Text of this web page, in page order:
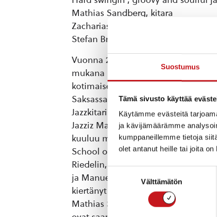
Suostumus
Tämä sivusto käyttää
Käytämme evästeitä
ja kävijämäärämme
kumppaneillemme tietoja
olet antanut heille tai joita
valinta
Välttämätön
Mathias Sandberg, kitara
Zacharias Holmkvist, kontrabasso
Stefan Brokvist, rummut
Vuonna 2026 on kulunut 100
mukana Suomeen. Mathias
kotimaisen jazzin juhlavuoden
Saksassa, Itävallassa, Tšekissä ja
Jazzkitaristi ja säveltäjä Mathias
Jazziz Magazine on kutsuttu
kuuluu maamme aktiivisimpiin
School of Musicissa ja Bostonin
Riedelin, Brian Charetten, Nick
ja Manuel Dunkelin kanssa.
kiertänyt sekä Euroopassa että
Mathias Sandbergin debyytti-